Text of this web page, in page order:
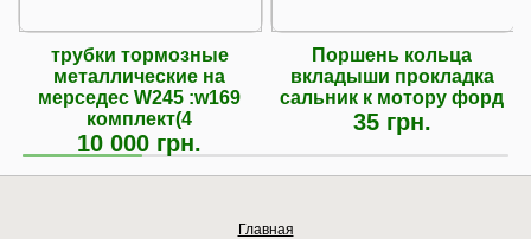
трубки тормозные
металлические на
мерседес W245 :w169
комплект(4
10 000 грн.
Поршень кольца
вкладыши прокладка
сальник к мотору форд
35 грн.
Главная